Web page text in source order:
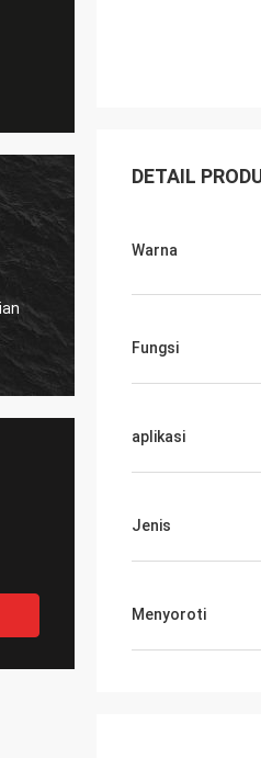
CN Sports adalah
layanan yang sangat
DETAIL
Warna
Fungsi
aplikasi
Jenis
Menyoroti